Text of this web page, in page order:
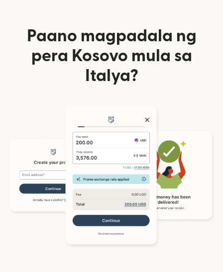
Paano magpadala ng
pera Kosovo mula sa
Italya?